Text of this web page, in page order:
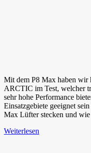
Mit dem P8 Max haben wir
ARCTIC im Test, welcher
sehr hohe Performance
Einsatzgebiete geeignet
Max Lüfter stecken und wie
Weiterlesen